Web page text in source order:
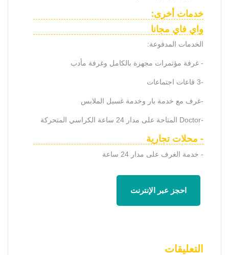
خدمات أخرى:
واي فاي مجانا
الخدمات المدفوعة:
- غرفة مؤتمرات مجهزة بالكامل وغرفة مأدب
-3 قاعات اجتماعات
-غرف مع خدمة بار وخدمة غسيل الملابس
-Doctor المتاحة على مدار 24 ساعة الكراسي المتحركة
- محلات تجارية
- خدمة الغرف على مدار 24 ساعة
احجز عبر الإنترنت
التعليقات